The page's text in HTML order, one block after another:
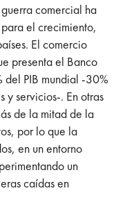
comercial ha
el crecimiento,
El comercio
presenta el Banco
PIB mundial -30%
y servicios-. En otras
de la mitad de la
por lo que la
en un entorno
un
caídas en